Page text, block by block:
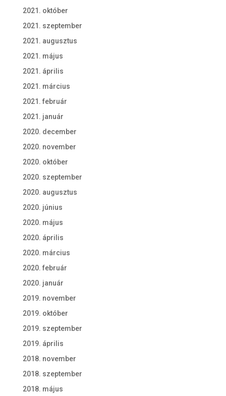
2021. október
2021. szeptember
2021. augusztus
2021. május
2021. április
2021. március
2021. február
2021. január
2020. december
2020. november
2020. október
2020. szeptember
2020. augusztus
2020. június
2020. május
2020. április
2020. március
2020. február
2020. január
2019. november
2019. október
2019. szeptember
2019. április
2018. november
2018. szeptember
2018. május